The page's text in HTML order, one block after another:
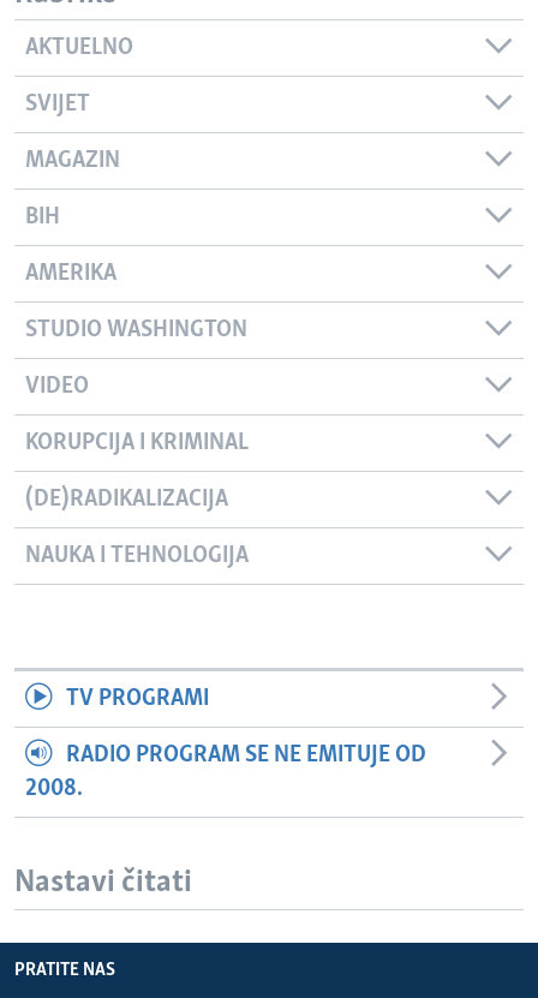
AKTUELNO
SVIJET
MAGAZIN
BIH
AMERIKA
STUDIO WASHINGTON
VIDEO
KORUPCIJA I KRIMINAL
(DE)RADIKALIZACIJA
NAUKA I TEHNOLOGIJA
TV PROGRAMI
RADIO PROGRAM SE NE EMITUJE OD
2008.
Nastavi čitati
PRATITE NAS